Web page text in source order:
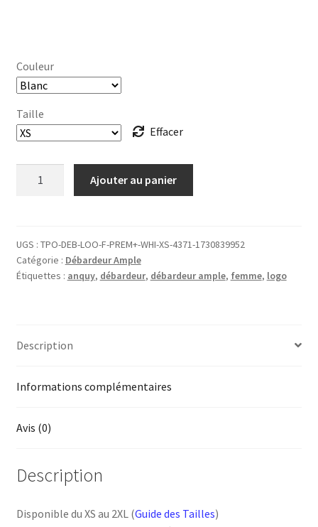
Couleur
Taille
Effacer
Femme
logo
Anquy
Ajouter au panier
UGS : TPO-DEB-LOO-F-PREM+-WHI-XS-4371-1730839952
Catégorie : Débardeur Ample
Étiquettes : anquy, débardeur, débardeur ample, femme, logo
Description
Informations complémentaires
Avis (0)
Description
Disponible du XS au 2XL (Guide des Tailles)